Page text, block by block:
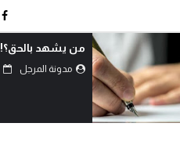
من يشهد بالحق؟!
مدونة المرجل